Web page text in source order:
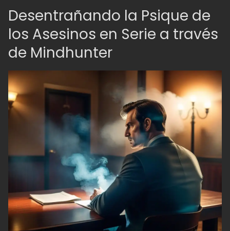
Desentrañando la Psique de
los Asesinos en Serie a través
de Mindhunter